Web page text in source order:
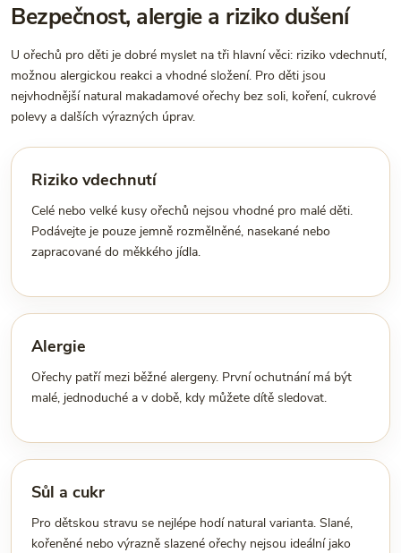
Bezpečnost, alergie a riziko dušení
U ořechů pro děti je dobré myslet na tři hlavní věci: riziko vdechnutí,
možnou alergickou reakci a vhodné složení. Pro děti jsou
nejvhodnější natural makadamové ořechy bez soli, koření, cukrové
polevy a dalších výrazných úprav.
Riziko vdechnutí
Celé nebo velké kusy ořechů nejsou vhodné pro malé děti.
Podávejte je pouze jemně rozmělněné, nasekané nebo
zapracované do měkkého jídla.
Alergie
Ořechy patří mezi běžné alergeny. První ochutnání má být
malé, jednoduché a v době, kdy můžete dítě sledovat.
Sůl a cukr
Pro dětskou stravu se nejlépe hodí natural varianta. Slané,
kořeněné nebo výrazně slazené ořechy nejsou ideální jako